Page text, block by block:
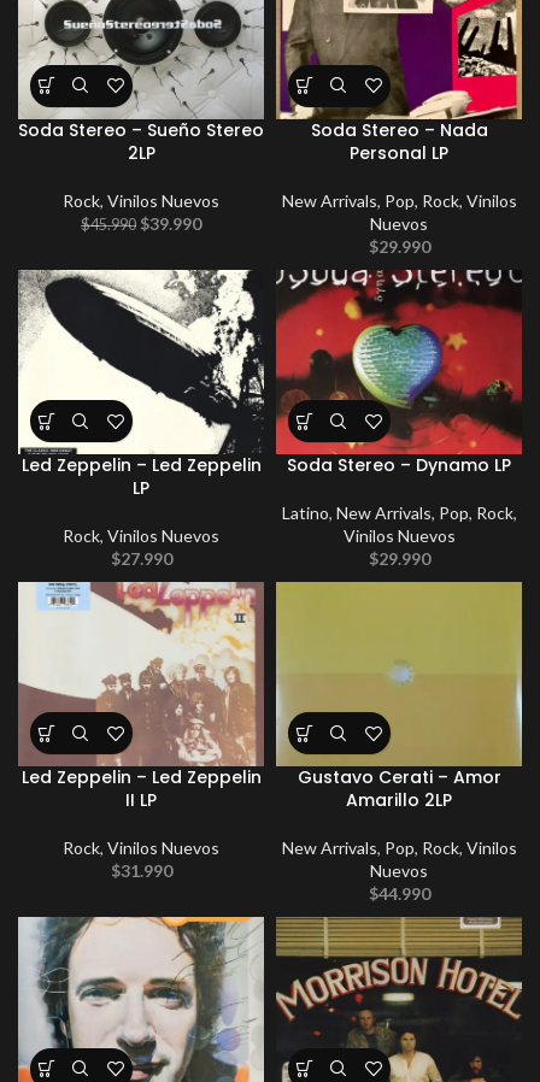
Soda Stereo – Sueño Stereo
2LP
Rock, Vinilos Nuevos
$45.990 $39.990
Soda Stereo – Nada
Personal LP
New Arrivals, Pop, Rock, Vinilos
Nuevos
$29.990
Led Zeppelin – Led Zeppelin
LP
Rock, Vinilos Nuevos
$27.990
Soda Stereo – Dynamo LP
Latino, New Arrivals, Pop, Rock,
Vinilos Nuevos
$29.990
Led Zeppelin – Led Zeppelin
II LP
Rock, Vinilos Nuevos
$31.990
Gustavo Cerati – Amor
Amarillo 2LP
New Arrivals, Pop, Rock, Vinilos
Nuevos
$44.990